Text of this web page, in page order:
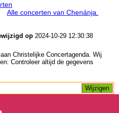
Alle concerten van Chenánja.
op 2024-10-29 12:30:38
Christelijke Concertagenda. Wij
Controleer altijd de gegevens